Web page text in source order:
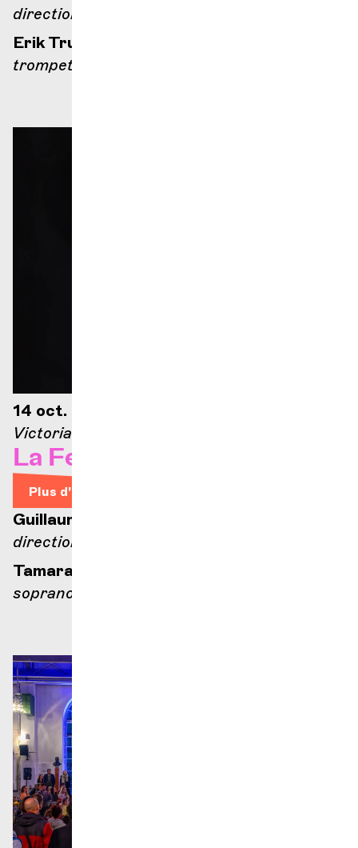
direction
Erik Truffaz
trompette
14 oct. 2026 — 20h
Victoria Hall
La Femme nue
Plus d'infos
Guillaume Tourniaire
direction
Tamara Bounazou
soprano